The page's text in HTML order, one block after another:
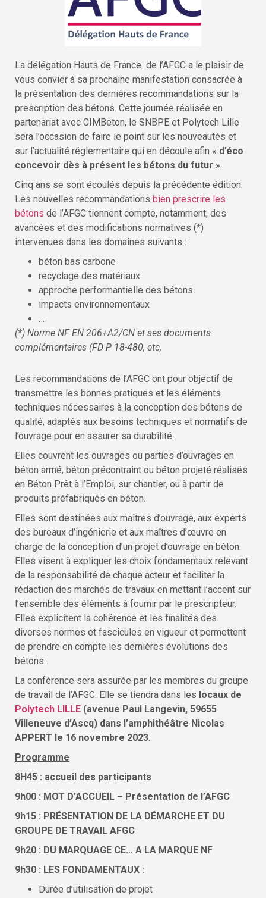
La délégation Hauts de France de l’AFGC a le plaisir de
vous convier à sa prochaine manifestation consacrée à
la présentation des dernières recommandations sur la
prescription des bétons. Cette journée réalisée en
partenariat avec CIMBeton, le SNBPE et Polytech Lille
sera l’occasion de faire le point sur les nouveautés et
sur l’actualité réglementaire qui en découle afin « d’éco
concevoir dès à présent les bétons du futur ».
Cinq ans se sont écoulés depuis la précédente édition.
Les nouvelles recommandations bien prescrire les
bétons de l’AFGC tiennent compte, notamment, des
avancées et des modifications normatives (*)
intervenues dans les domaines suivants :
béton bas carbone
recyclage des matériaux
approche performantielle des bétons
impacts environnementaux
(*) Norme NF EN 206+A2/CN et ses documents
complémentaires (FD P 18-480, etc,
Les recommandations de l’AFGC ont pour objectif de
transmettre les bonnes pratiques et les éléments
techniques nécessaires à la conception des bétons de
qualité, adaptés aux besoins techniques et normatifs de
l’ouvrage pour en assurer sa durabilité.
Elles couvrent les ouvrages ou parties d’ouvrages en
béton armé, béton précontraint ou béton projeté réalisés
en Béton Prêt à l’Emploi, sur chantier, ou à partir de
produits préfabriqués en béton.
Elles sont destinées aux maîtres d’ouvrage, aux experts
des bureaux d’ingénierie et aux maîtres d’œuvre en
charge de la conception d’un projet d’ouvrage en béton.
Elles visent à expliquer les choix fondamentaux relevant
de la responsabilité de chaque acteur et faciliter la
rédaction des marchés de travaux en mettant l’accent sur
l’ensemble des éléments à fournir par le prescripteur.
Elles explicitent la cohérence et les finalités des
diverses normes et fascicules en vigueur et permettent
de prendre en compte les dernières évolutions des
bétons.
La conférence sera assurée par les membres du groupe
de travail de l’AFGC. Elle se tiendra dans les locaux de
Polytech LILLE (avenue Paul Langevin, 59655
Villeneuve d’Ascq) dans l’amphithéâtre Nicolas
APPERT le 16 novembre 2023
Programme
8H45 : accueil des participants
9h00 : MOT D’ACCUEIL – Présentation de l’AFGC
9h15 : PRÉSENTATION DE LA DÉMARCHE ET DU
GROUPE DE TRAVAIL AFGC
9h20 : DU MARQUAGE CE… A LA MARQUE NF
9h30 : LES FONDAMENTAUX :
Durée d’utilisation de projet